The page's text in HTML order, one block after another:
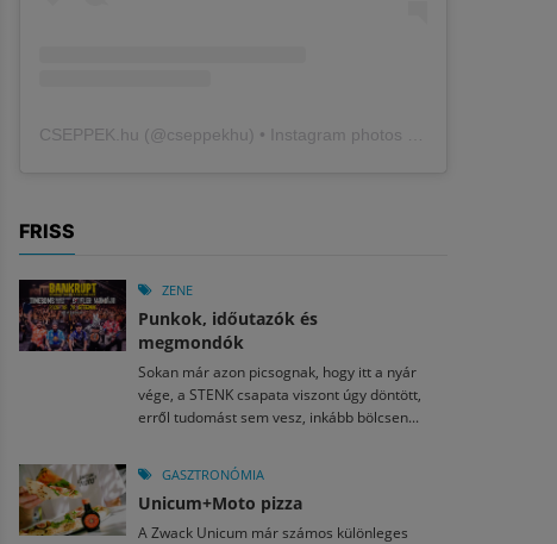
CSEPPEK.hu (@cseppekhu ) • Instagram photos and videos
FRISS
ZENE
Punkok, időutazók és
megmondók
Sokan már azon picsognak, hogy itt a nyár
vége, a STENK csapata viszont úgy döntött,
erről tudomást sem vesz, inkább bölcsen...
GASZTRONÓMIA
Unicum+Moto pizza
A Zwack Unicum már számos különleges